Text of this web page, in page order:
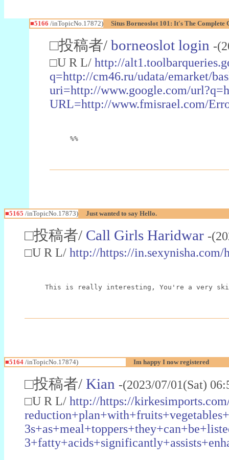
■5166 /inTopicNo.17872) Situs Borneoslot 101: It's The Complete
□投稿者/ borneoslot login -
□U R L/ http://
q=http://cm46.ru/udata/emarket/
uri=http://www.google.com/
URL=http://www.fmisrael.com/
%%
■5165 /inTopicNo.17873) Just wanted to say Hello.
□投稿者/ Call Girls Haridwar -
□U R L/ http://https://in.sexynisha.com/
This is really interesting, You're a very
■5164 /inTopicNo.17874) Im happy I now registered
□投稿者/ Kian -(2023/07/01(Sat)
□U R L/ http://https://